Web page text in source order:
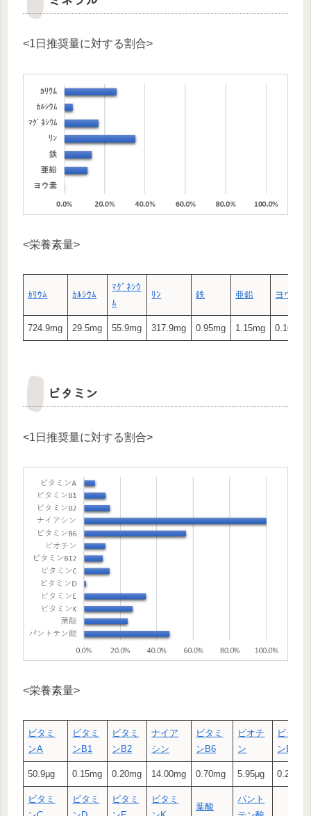
<1日推奨量に対する割合>
<栄養素量>
ｶﾘｳﾑ ｶﾙｼｳﾑ
ﾏｸﾞﾈｼｳ
ﾑ
ﾘﾝ 鉄 亜鉛 ヨウ素
724.9mg 29.5mg 55.9mg 317.9mg 0.95mg 1.15mg 0.10μg
ビタミン
<1日推奨量に対する割合>
<栄養素量>
ビタミ
ンA
ビタミ
ン B1
ビタミ
ン B2
ナイア
シン
ビタミ
ン B6
ビオチ
ン
ビタミ
ン B12
50.9μg 0.15mg 0.20mg 14.00mg 0.70mg 5.95μg 0.25μg
ビタミ
ビタミ
ビタミ
ビタミ
葉酸
パント